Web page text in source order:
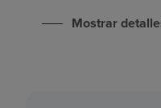
Mostrar